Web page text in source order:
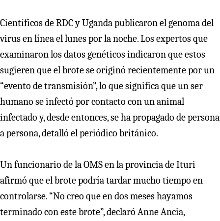
Científicos de RDC y Uganda publicaron el genoma del
virus en línea el lunes por la noche. Los expertos que
examinaron los datos genéticos indicaron que estos
sugieren que el brote se originó recientemente por un
“evento de transmisión”, lo que significa que un ser
humano se infectó por contacto con un animal
infectado y, desde entonces, se ha propagado de persona
a persona, detalló el periódico británico.
Un funcionario de la OMS en la provincia de Ituri
afirmó que el brote podría tardar mucho tiempo en
controlarse. “No creo que en dos meses hayamos
terminado con este brote”, declaró Anne Ancia,